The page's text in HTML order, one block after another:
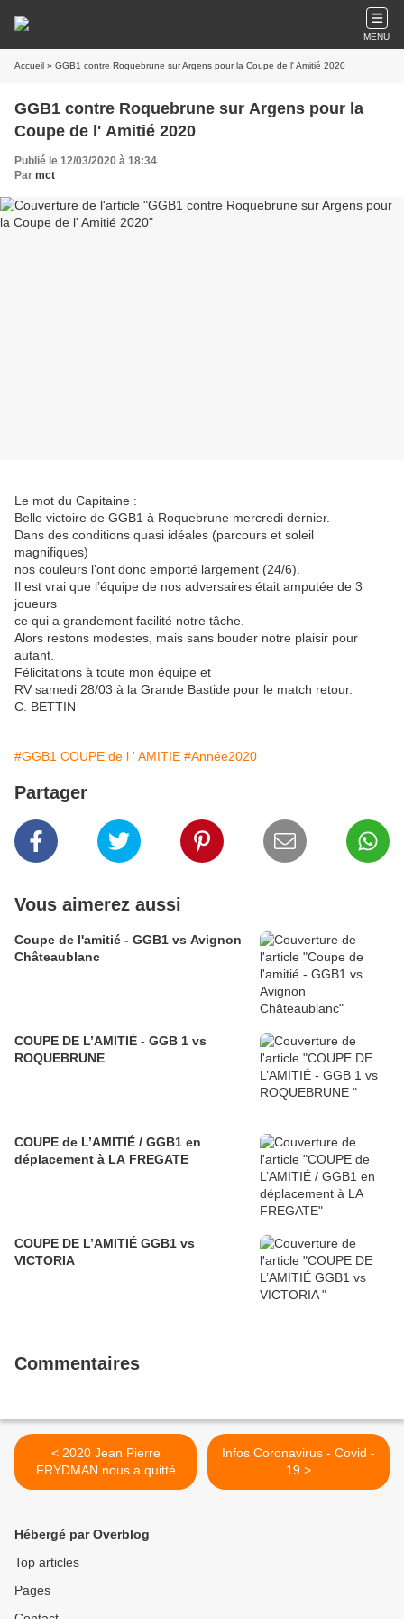
MENU
Accueil » GGB1 contre Roquebrune sur Argens pour la Coupe de l' Amitié 2020
GGB1 contre Roquebrune sur Argens pour la
Coupe de l' Amitié 2020
Publié le 12/03/2020 à 18:34
Par mct
Le mot du Capitaine :
Belle victoire de GGB1 à Roquebrune mercredi dernier.
Dans des conditions quasi idéales (parcours et soleil
magnifiques)
nos couleurs l’ont donc emporté largement (24/6).
Il est vrai que l’équipe de nos adversaires était amputée de 3
joueurs
ce qui a grandement facilité notre tâche.
Alors restons modestes, mais sans bouder notre plaisir pour
autant.
Félicitations à toute mon équipe et
RV samedi 28/03 à la Grande Bastide pour le match retour.
C. BETTIN
#GGB1 COUPE de l ' AMITIE #Année2020
Partager
Vous aimerez aussi
Coupe de l'amitié - GGB1 vs Avignon
Châteaublanc
COUPE DE L’AMITIÉ - GGB 1 vs
ROQUEBRUNE
COUPE de L’AMITIÉ / GGB1 en
déplacement à LA FREGATE
COUPE DE L’AMITIÉ GGB1 vs
VICTORIA
Commentaires
< 2020 Jean Pierre
FRYDMAN nous a quitté
Infos Coronavirus - Covid -
19 >
Hébergé par Overblog
Top articles
Pages